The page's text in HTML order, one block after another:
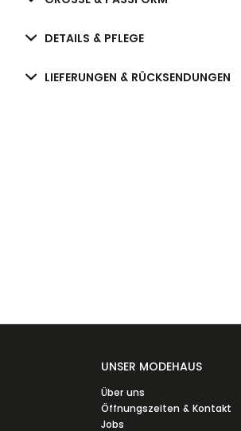
DETAILS & PFLEGE
LIEFERUNGEN & RÜCKSENDUNGEN
UNSER MODEHAUS
Über uns
Öffnungszeiten & Kontakt
Jobs